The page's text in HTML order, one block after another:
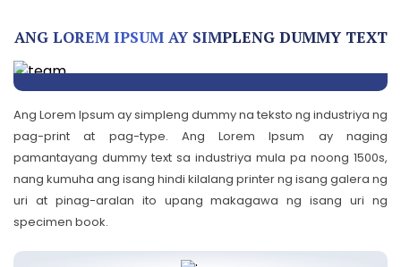
ANG LOREM IPSUM AY SIMPLENG DUMMY TEXT
Ang Lorem Ipsum ay simpleng dummy na teksto ng industriya ng
pag-print at pag-type. Ang Lorem Ipsum ay naging
pamantayang dummy text sa industriya mula pa noong 1500s,
nang kumuha ang isang hindi kilalang printer ng isang galera ng
uri at pinag-aralan ito upang makagawa ng isang uri ng
specimen book.